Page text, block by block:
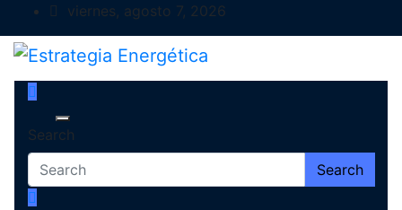
to
content
viernes, agosto 7, 2026
Estrategia Energética
Magazine de Debate
Search
Search